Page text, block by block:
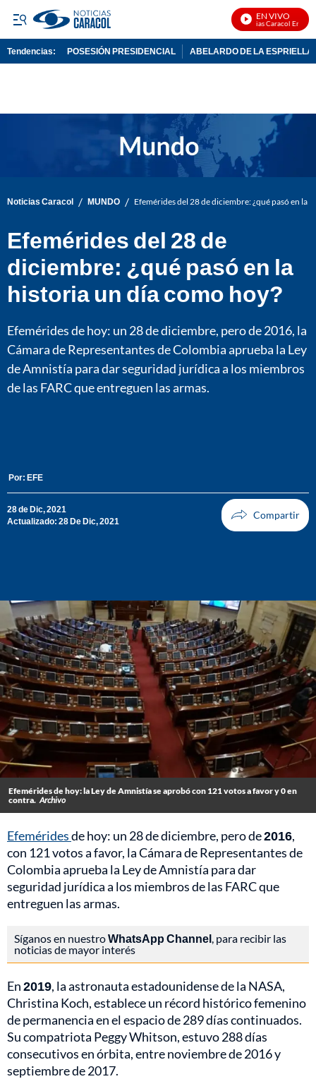
EN VIVO
Noticias Caracol En Vivo
Tendencias: POSESIÓN PRESIDENCIAL ABELARDO DE LA ESPRIELLA
Noticias Caracol / MUNDO / Efemérides del 28 de diciembre: ¿qué pasó en la
Efemérides del 28 de
diciembre: ¿qué pasó en la
historia un día como hoy?
Efemérides de hoy: un 28 de diciembre, pero de 2016, la
Cámara de Representantes de Colombia aprueba la Ley
de Amnistía para dar seguridad jurídica a los miembros
de las FARC que entreguen las armas.
Por: EFE
28 de Dic, 2021
Actualizado: 28 De Dic, 2021
Efemérides de hoy: la Ley de Amnistía se aprobó con 121 votos a favor y 0 en
contra. Archivo
Efeméridesde hoy: un 28 de diciembre, pero de2016,
con 121 votos a favor, la Cámara de Representantes de
Colombia aprueba la Ley de Amnistía para dar
seguridad jurídica a los miembros de las FARC que
entreguen las armas.
Síganos en nuestroWhatsApp Channel, para recibir las
noticias de mayor interés
En2019, la astronauta estadounidense de la NASA,
Christina Koch, establece un récord histórico femenino
de permanencia en el espacio de 289 días continuados.
Su compatriota Peggy Whitson, estuvo 288 días
consecutivos en órbita, entre noviembre de 2016 y
septiembre de 2017.